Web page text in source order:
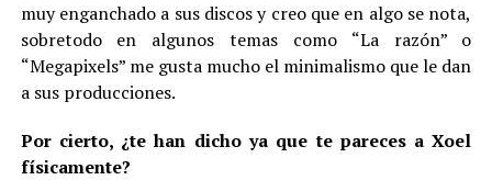
muy enganchado a sus discos y creo que en algo se nota,
sobretodo en algunos temas como “La razón” o
“Megapixels” me gusta mucho el minimalismo que le dan
a sus producciones.
Por cierto, ¿te han dicho ya que te pareces a Xoel
físicamente?